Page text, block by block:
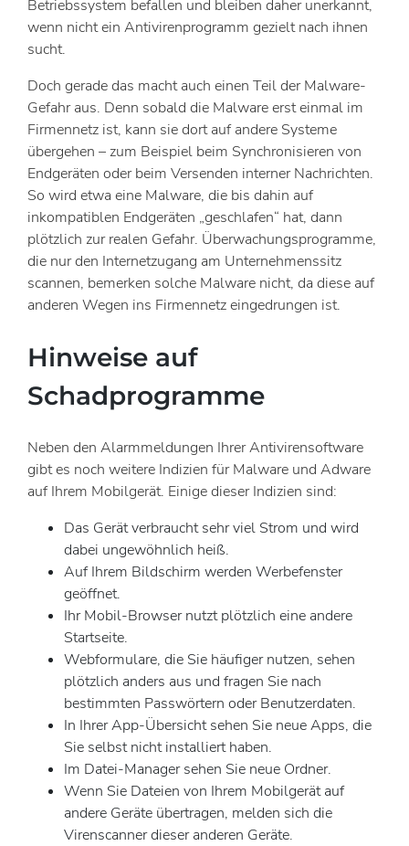
Betriebssystem befallen und bleiben daher unerkannt,
wenn nicht ein Antivirenprogramm gezielt nach ihnen
sucht.
Doch gerade das macht auch einen Teil der Malware-
Gefahr aus. Denn sobald die Malware erst einmal im
Firmennetz ist, kann sie dort auf andere Systeme
übergehen – zum Beispiel beim Synchronisieren von
Endgeräten oder beim Versenden interner Nachrichten.
So wird etwa eine Malware, die bis dahin auf
inkompatiblen Endgeräten „geschlafen“ hat, dann
plötzlich zur realen Gefahr. Überwachungsprogramme,
die nur den Internetzugang am Unternehmenssitz
scannen, bemerken solche Malware nicht, da diese auf
anderen Wegen ins Firmennetz eingedrungen ist.
Hinweise auf
Schadprogramme
Neben den Alarmmeldungen Ihrer Antivirensoftware
gibt es noch weitere Indizien für Malware und Adware
auf Ihrem Mobilgerät. Einige dieser Indizien sind:
Das Gerät verbraucht sehr viel Strom und wird
dabei ungewöhnlich heiß.
Auf Ihrem Bildschirm werden Werbefenster
geöffnet.
Ihr Mobil-Browser nutzt plötzlich eine andere
Startseite.
Webformulare, die Sie häufiger nutzen, sehen
plötzlich anders aus und fragen Sie nach
bestimmten Passwörtern oder Benutzerdaten.
In Ihrer App-Übersicht sehen Sie neue Apps, die
Sie selbst nicht installiert haben.
Im Datei-Manager sehen Sie neue Ordner.
Wenn Sie Dateien von Ihrem Mobilgerät auf
andere Geräte übertragen, melden sich die
Virenscanner dieser anderen Geräte.